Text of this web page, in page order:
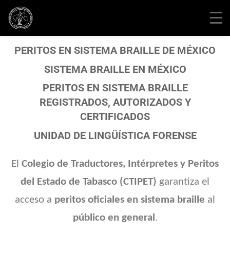
PERITOS EN SISTEMA BRAILLE DE MÉXICO
SISTEMA BRAILLE EN MÉXICO
PERITOS EN SISTEMA BRAILLE
REGISTRADOS, AUTORIZADOS Y
CERTIFICADOS
UNIDAD DE LINGÜÍSTICA FORENSE
El Colegio de Traductores, Intérpretes y Peritos
del Estado de Tabasco (CTIPET) garantiza el
acceso a peritos oficiales en sistema braille al
público en general .